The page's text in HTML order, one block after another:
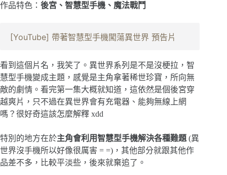
作品特色： 後宮、智慧型手機、魔法戰鬥
[YouTube] 帶著智慧型手機闖蕩異世界 預告片
看到這個片名，我笑了。異世界系列是不是沒梗拉，智
慧型手機變成主題，感覺是主角拿著稀世珍寶，所向無
敵的劇情。看完第一集大概就知道，這依然是個後宮穿
越爽片，只不過在異世界會有充電器、能夠無線上網
嗎？很好奇這該怎麼解釋 xdd
特別的地方在於主角會利用智慧型手機解決各種難題 (異
世界沒手機所以好像很厲害 = =)，其他部分就跟其他作
品差不多，比較平淡些，後來就棄追了。